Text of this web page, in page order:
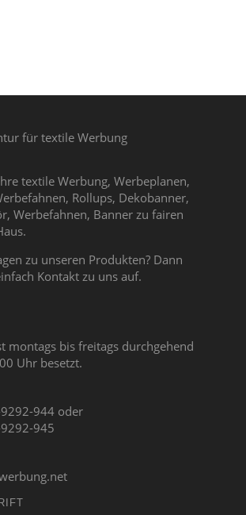
textile Werbung, Werbeplanen,
Rollups, Dekobanner,
Werbefahnen, Banner zu fairen
zu unseren Produkten? Dann
Kontakt zu uns auf.
montags bis freitags durchgehend
Uhr besetzt.
944 oder
945